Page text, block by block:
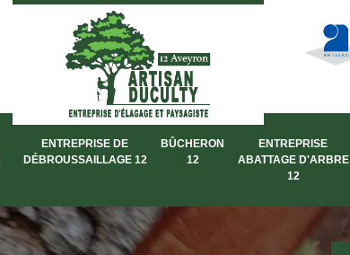
ENTREPRISE DE
DÉBROUSSAILLAGE 12
BÛCHERON
12
ENTREPRISE
ABATTAGE D'ARBRE
12